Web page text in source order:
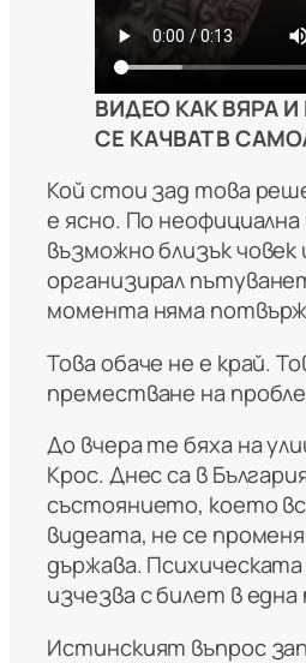
ВИДЕО КАК ВЯРА
СЕ КАЧВАТ В
Кой стои зад това
е ясно. По
възможно близък човек
организирал
момента няма
Това обаче не е край.
преместване на
До вчера те бяха на
Крос. Днес са в
състоянието, което
видеата, не се
държава. Психическата
изчезва с билет в една
Истинският въпрос